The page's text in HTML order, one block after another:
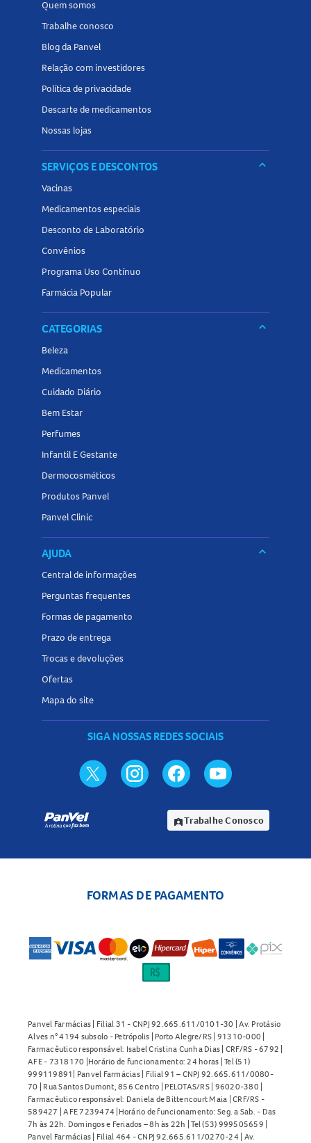
Quem somos
Trabalhe conosco
Blog da Panvel
Relação com investidores
Política de privacidade
Descarte de medicamentos
Nossas lojas
SERVIÇOS E DESCONTOS keyboard_arrow_down
Vacinas
Medicamentos especiais
Desconto de Laboratório
Convênios
Programa Uso Contínuo
Farmácia Popular
CATEGORIAS keyboard_arrow_down
Beleza
Medicamentos
Cuidado Diário
Bem Estar
Perfumes
Infantil E Gestante
Dermocosméticos
Produtos Panvel
Panvel Clinic
AJUDA keyboard_arrow_down
Central de informações
Perguntas frequentes
Formas de pagamento
Prazo de entrega
Trocas e devoluções
Ofertas
Mapa do site
SIGA NOSSAS REDES SOCIAIS
assignment_indTrabalhe Conosco
FORMAS DE PAGAMENTO
Panvel Farmácias | Filial 31 - CNPJ 92.665.611/0101-30 | Av. Protásio
Alves n° 4194 subsolo - Petrópolis | Porto Alegre/RS | 91310-000 |
Farmacêutico responsável: Isabel Cristina Cunha Dias | CRF/RS - 6792 |
AFE - 7318170 |Horário de funcionamento: 24 horas | Tel (51)
999119891| Panvel Farmácias | Filial 91 – CNPJ 92.665.611/0080-
70 | Rua Santos Dumont, 856 Centro | PELOTAS/RS | 96020-380 |
Farmacêutico responsável: Daniela de Bittencourt Maia | CRF/RS -
589427 | AFE 7239474 |Horário de funcionamento: Seg. a Sab. - Das
7h às 22h. Domingos e Feriados – 8h às 22h | Tel (53) 999505659 |
Panvel Farmácias | Filial 464 - CNPJ 92.665.611/0270-24 | Av.